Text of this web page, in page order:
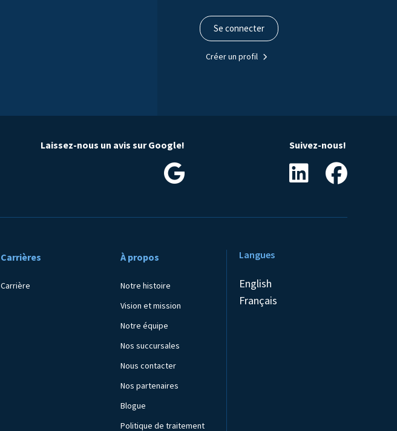
Se connecter
Créer un profil
Laissez-nous un avis sur Google! Suivez-nous!
Carrières
Carrière
À propos
Notre histoire
Vision et mission
Notre équipe
Nos succursales
Nous contacter
Nos partenaires
Blogue
Politique de traitement
Langues
English
Français